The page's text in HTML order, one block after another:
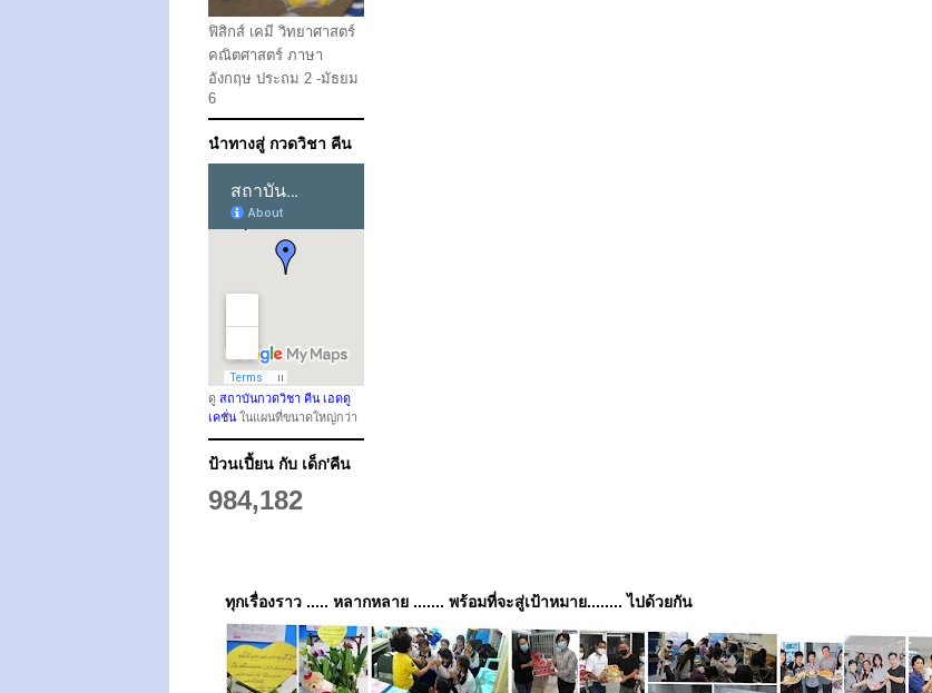
ฟิสิกส์ เคมี วิทยาศาสตร์
คณิตศาสตร์ ภาษา
อังกฤษ ประถม 2 -มัธยม
6
นำทางสู่ กวดวิชา คีน
ดู สถาบันกวดวิชา คีน เอดดู
เคชั่น ในแผนที่ขนาดใหญ่กว่า
ป้วนเปี้ยน กับ เด็ก'คีน
984,182
ทุกเรื่องราว ..... หลากหลาย ....... พร้อมที่จะสู่เป้าหมาย........ ไปด้วยกัน